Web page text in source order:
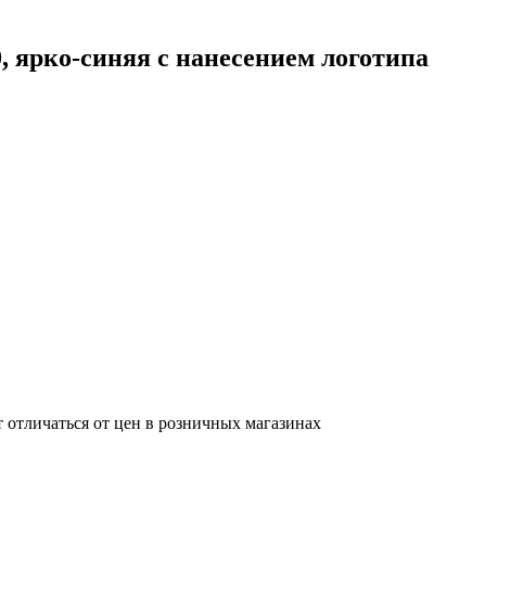
синяя с нанесением логотипа
от цен в розничных магазинах